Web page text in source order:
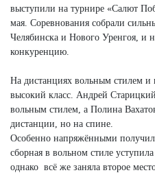
выступили на турнире «Салют
мая. Соревнования собрали
Челябинска и Нового Уренгоя, и
конкуренцию.
На дистанциях вольным стилем и
высокий класс. Андрей
вольным стилем, а Полина
дистанции, но на спине.
Особенно напряжёнными
сборная в вольном стиле
однако всё же заняла второе